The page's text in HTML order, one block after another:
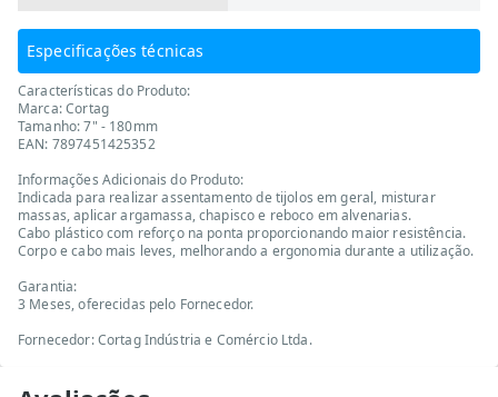
Especificações técnicas
Características do Produto:
Marca: Cortag
Tamanho: 7" - 180mm
EAN: 7897451425352
Informações Adicionais do Produto:
Indicada para realizar assentamento de tijolos em geral, misturar
massas, aplicar argamassa, chapisco e reboco em alvenarias.
Cabo plástico com reforço na ponta proporcionando maior resistência.
Corpo e cabo mais leves, melhorando a ergonomia durante a utilização.
Garantia:
3 Meses, oferecidas pelo Fornecedor.
Fornecedor: Cortag Indústria e Comércio Ltda.